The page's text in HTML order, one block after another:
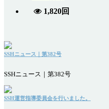
1,820回
SSHニュース｜第382号
SSHニュース｜第382号
SSH運営指導委員会を行いました。